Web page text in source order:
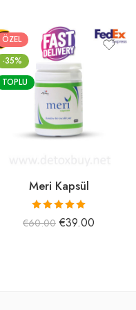
ÖZEL
-35%
TOPLU
Meri Kapsül
5 üzerinden
5.00oy aldı
€60.00 €39.00